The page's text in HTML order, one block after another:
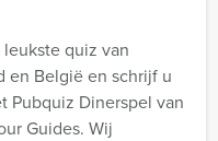
quiz van
en België en schrijf u
Pubquiz Dinerspel van
Guides. Wij